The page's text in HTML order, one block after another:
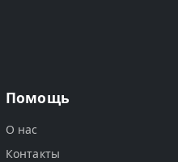
Помощь
О нас
Контакты